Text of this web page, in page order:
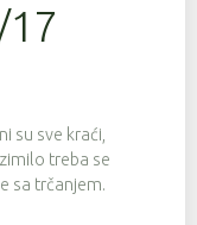
su sve kraći,
treba se
sa trčanjem.